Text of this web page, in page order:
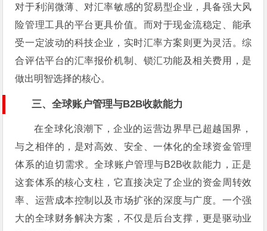
对于利润微薄、对汇率敏感的贸易型企业，具备强大风
险管理工具的平台更具价值。而对于现金流稳定、能承
受一定波动的科技企业，实时汇率方案则更为灵活。综
合评估平台的汇率报价机制、锁汇功能及相关费用，是
做出明智选择的核心。
三、全球账户管理与B2B收款能力
在全球化浪潮下，企业的运营边界早已超越国界，
与之相伴的，是对高效、安全、一体化的全球资金管理
体系的迫切需求。全球账户管理与B2B收款能力，正是
这套体系的核心支柱，它直接决定了企业的资金周转效
率、运营成本控制以及市场扩张的深度与广度。一个强
大的全球财务解决方案，不仅是后台支撑，更是驱动业